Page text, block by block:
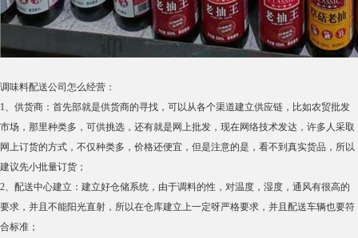
调味料配送公司怎么经营：
1、供货商：首先部就是供货商的寻找，可以从各个渠道建立供应链，比如农贸批发
市场，那里种类多，可供挑选，还有就是网上批发，现在网络技术发达，许多人采取
网上订货的方式，不仅种类多，价格还便宜，但是注意的是，看不到真实货品，所以
建议先小批量订货；
2、配送中心建立：建立好仓储系统，由于调料的性，对温度，湿度，通风有很高的
要求，并且不能阳光直射，所以在仓库建立上一定呀严格要求，并且配送车辆也要符
合标准；